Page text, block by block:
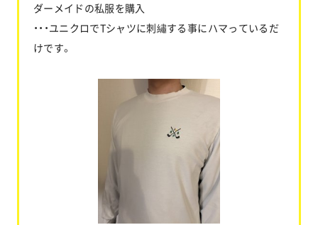
ダーメイドの私服を購入
・・・ユニクロでTシャツに刺繡する事にハマっているだ
けです。